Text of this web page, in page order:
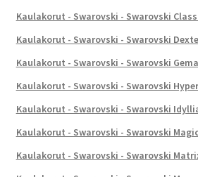
Kaulakorut - Swarovski - Swarovski
Kaulakorut - Swarovski - Swarovski
Kaulakorut - Swarovski - Swarovski Gema
Kaulakorut - Swarovski - Swarovski
Kaulakorut - Swarovski - Swarovski
Kaulakorut - Swarovski - Swarovski
Kaulakorut - Swarovski - Swarovski